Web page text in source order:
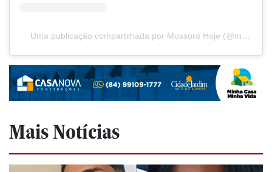
Mais Notícias